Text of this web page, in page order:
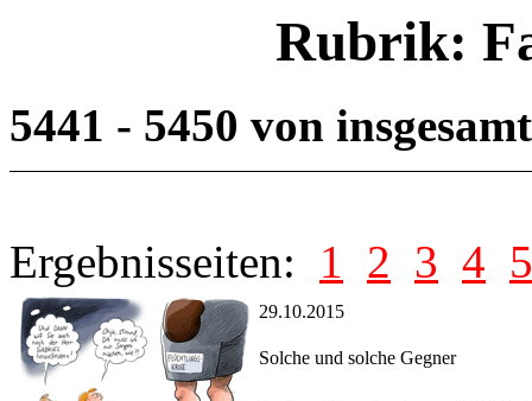
Rubrik:
5441 - 5450 von
Ergebnisseiten: 1 2 3 4 5
29.10.2015
Solche und solche Gegner